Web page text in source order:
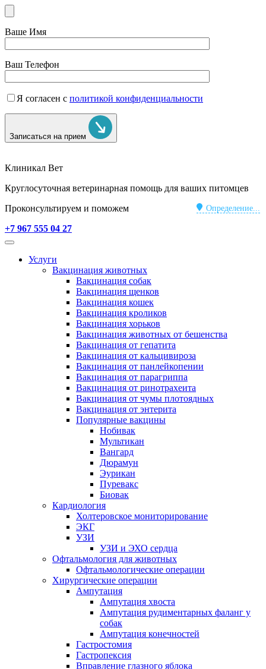
Ваше Имя
Ваш Телефон
Я согласен с политикой конфиденциальности
Записаться на прием
Клиникал Вет
Круглосуточная ветеринарная помощь для ваших питомцев
Определение...
Проконсультируем и поможем
+7 967 555 04 27
Услуги
Вакцинация животных
Вакцинация собак
Вакцинация щенков
Вакцинация кошек
Вакцинация кроликов
Вакцинация хорьков
Вакцинация животных от бешенства
Вакцинация от гепатита
Вакцинация от кальцивироза
Вакцинация от панлейкопении
Вакцинация от парагриппа
Вакцинация от ринотрахеита
Вакцинация от чумы плотоядных
Вакцинация от энтерита
Популярные вакцины
Нобивак
Мультикан
Вангард
Дюрамун
Эурикан
Пуревакс
Биовак
Кардиология
Холтеровское мониторирование
ЭКГ
УЗИ
УЗИ и ЭХО сердца
Офтальмология для животных
Офтальмологические операции
Хирургические операции
Ампутация
Ампутация хвоста
Ампутация рудиментарных фаланг у
собак
Ампутация конечностей
Гастростомия
Гастропексия
Вправление глазного яблока